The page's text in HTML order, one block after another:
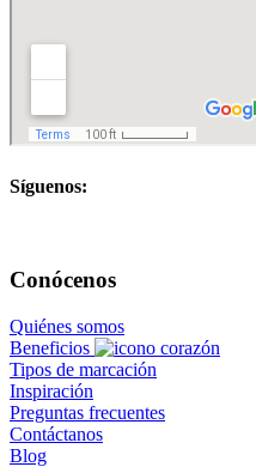
Síguenos:
Conócenos
Quiénes somos
Beneficios
Tipos de marcación
Inspiración
Preguntas frecuentes
Contáctanos
Blog